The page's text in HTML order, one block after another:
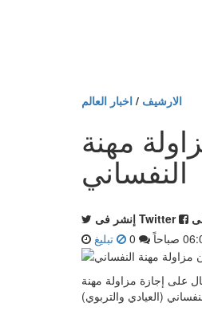
الارشيف / اخبار العالم
مهنة
النفساني
إنشر فى Twitter
تبليغ
تعميما يحمل الرقم 113، في شأن الاستحصال على إجازة مزاولة مهنة